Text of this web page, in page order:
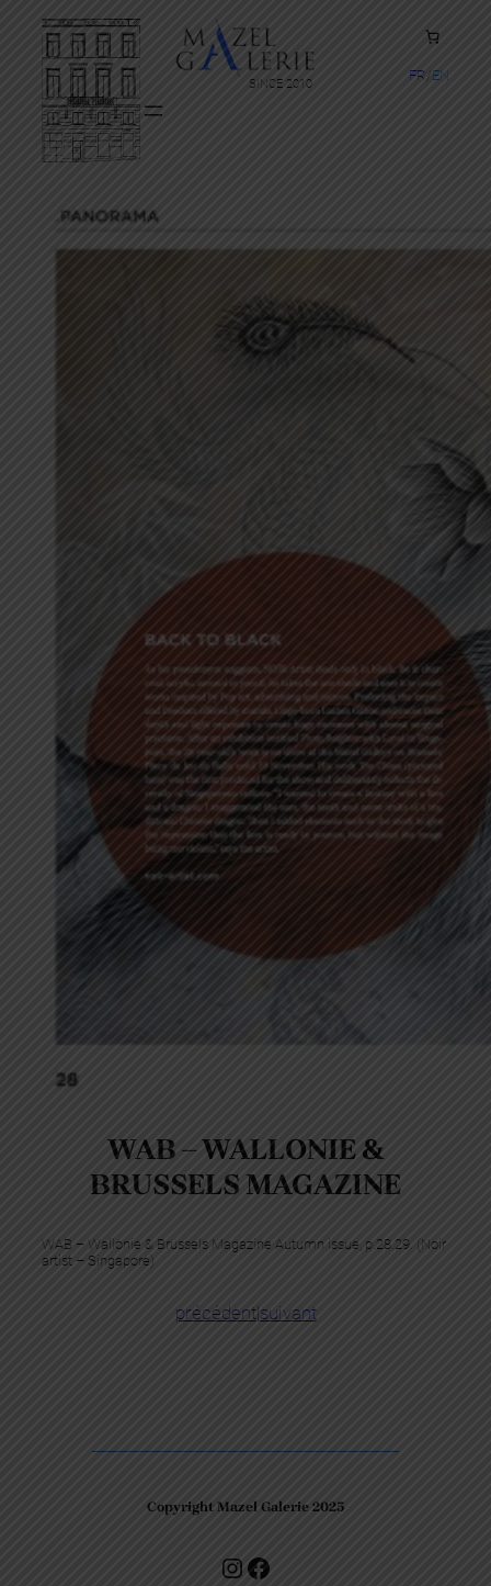
SINCE 2010
FR EN
WAB – WALLONIE &
BRUSSELS MAGAZINE
WAB – Wallonie & Brussels Magazine Autumn issue, p.28.29. (Noir
artist – Singapore)
précédent| suivant
Copyright Mazel Galerie 2025
Check our photos on Instagram ! Facebook